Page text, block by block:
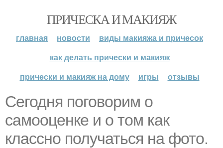
ПРИЧЕСКА И МАКИЯЖ
главная новости
виды макияжа и причесок
как делать прически и макияж
прически и макияж на дому
игры отзывы
Сегодня поговорим о
самооценке и о том как
классно получаться на фото.